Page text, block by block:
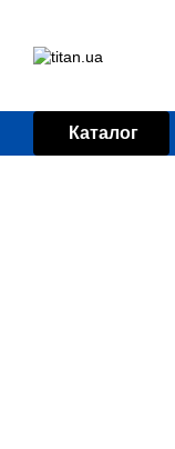
Каталог